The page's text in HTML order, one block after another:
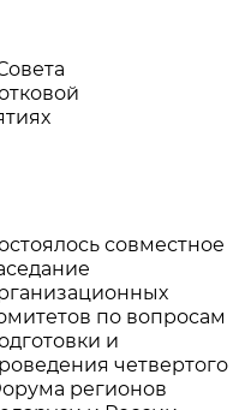
совместное
по вопросам
и
четвертого
регионов